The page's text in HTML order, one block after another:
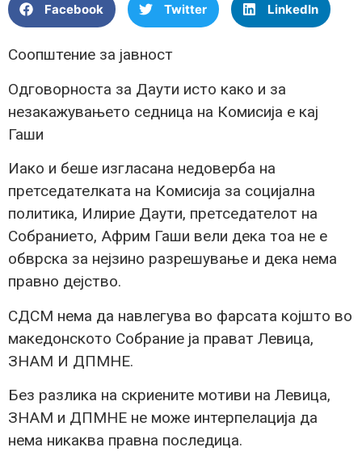
Facebook Twitter LinkedIn
Соопштение за јавност
Одговорноста за Даути исто како и за
незакажувањето седница на Комисија е кај
Гаши
Иако и беше изгласана недоверба на
претседателката на Комисија за социјална
политика, Илирие Даути, претседателот на
Собранието, Африм Гаши вели дека тоа не е
обврска за нејзино разрешување и дека нема
правно дејство.
СДСМ нема да навлегува во фарсата којшто во
македонското Собрание ја прават Левица,
ЗНАМ И ДПМНЕ.
Без разлика на скриените мотиви на Левица,
ЗНАМ и ДПМНЕ не може интерпелација да
нема никаква правна последица.